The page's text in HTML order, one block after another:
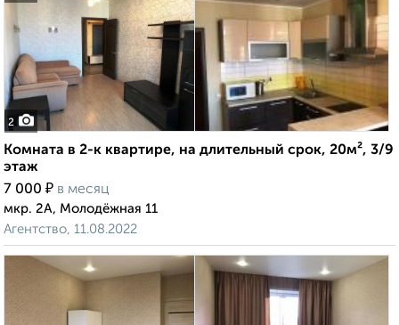
2
Комната в 2-к квартире, на длительный срок, 20м², 3/9
этаж
7 000 ₽ в месяц
мкр. 2А, Молодёжная 11
Агентство, 11.08.2022